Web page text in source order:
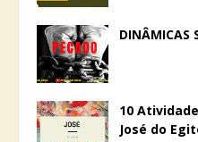
DINÂMICAS
10
José do